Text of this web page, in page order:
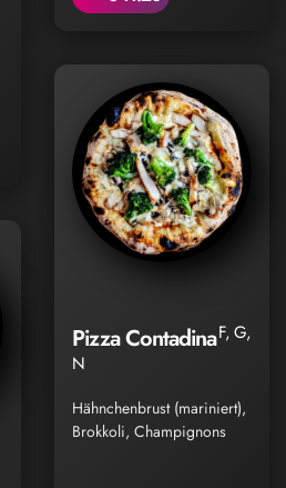
Pizza ContadinaF, G,
N
Hähnchenbrust (mariniert),
Brokkoli, Champignons